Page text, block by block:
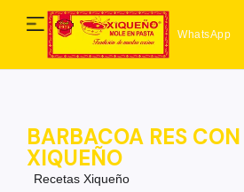
WhatsApp
BARBACOA RES
XIQUEÑO
Recetas Xiqueño